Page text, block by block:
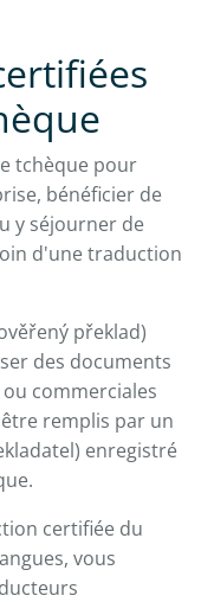
tchèque pour
bénéficier de
y séjourner de
d'une traduction
překlad)
des documents
commerciales
remplis par un
enregistré
certifiée du
vous